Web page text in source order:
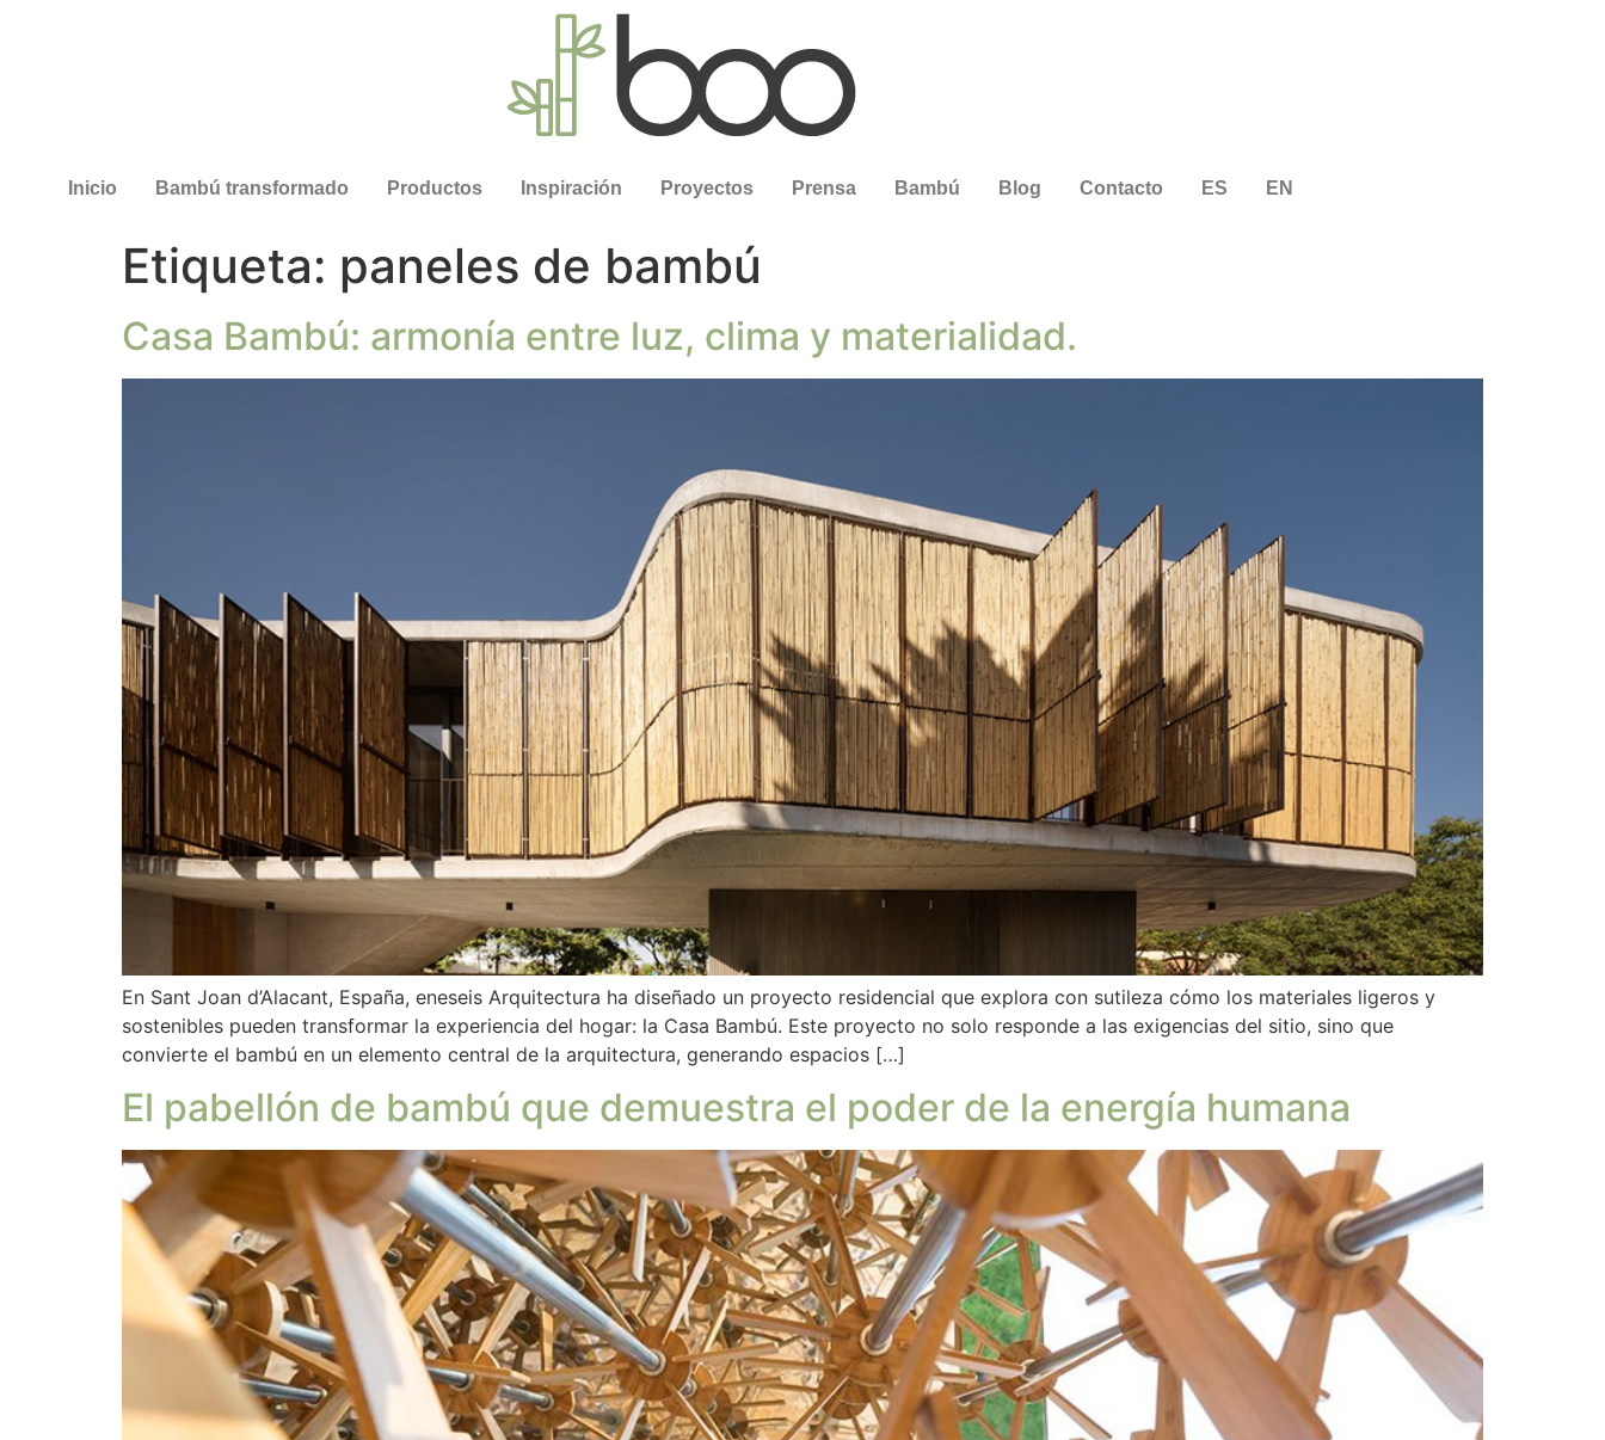
Inicio Bambú transformado Productos Inspiración Proyectos Prensa Bambú Blog Contacto ES EN
Etiqueta: paneles de bambú
Casa Bambú: armonía entre luz, clima y materialidad.
En Sant Joan d’Alacant, España, eneseis Arquitectura ha diseñado un proyecto residencial que explora con sutileza cómo los materiales ligeros y
sostenibles pueden transformar la experiencia del hogar: la Casa Bambú. Este proyecto no solo responde a las exigencias del sitio, sino que
convierte el bambú en un elemento central de la arquitectura, generando espacios […]
El pabellón de bambú que demuestra el poder de la energía humana